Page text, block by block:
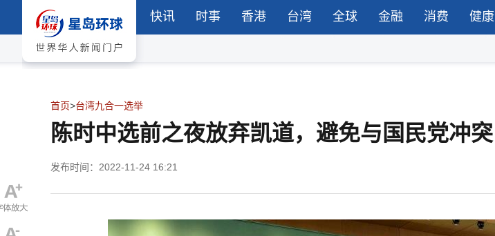
快讯 时事 香港 台湾 全球 金融 消费 健康
首页>台湾九合一选举
陈时中选前之夜放弃凯道，避免与国民党冲突
发布时间：2022-11-24 16:21